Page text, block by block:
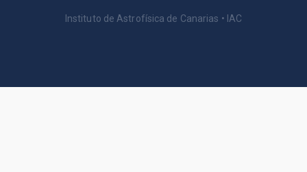
Instituto de Astrofísica de Canarias • IAC